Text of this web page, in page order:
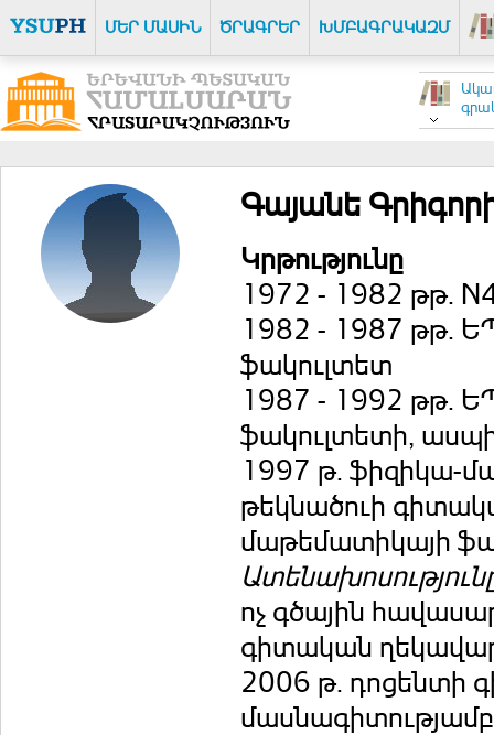
ՄԵՐ ՄԱՍԻՆ ԾՐԱԳՐԵՐ ԽՄԲԱԳՐԱԿԱԶՄ
Գայանե
Կրթությունը
1972 - 1982 թթ.
1982 - 1987 թթ.
ֆակուլտետ
1987 - 1992 թթ.
ֆակուլտետի,
1997 թ. ֆիզիկա-
թեկնածուի
մաթեմատիկայի
ոչ գծային
գիտական
2006 թ. դոցենտի